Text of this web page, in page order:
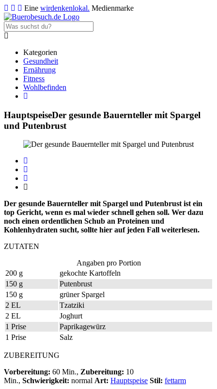
Eine wirdenkenlokal. Medienmarke
Kategorien
Gesundheit
Ernährung
Fitness
Wohlbefinden
HauptspeiseDer gesunde Bauernteller mit Spargel
und Putenbrust
Der gesunde Bauernteller mit Spargel und Putenbrust ist ein
top Gericht, wenn es mal wieder schnell gehen soll. Wer dazu
noch einen ordentlichen Schub an Proteinen und
Kohlenhydraten sucht, sollte hier auf jeden Fall weiterlesen.
ZUTATEN
Angaben pro Portion
200 g
gekochte Kartoffeln
150 g
Putenbrust
150 g
grüner Spargel
2 EL
Tzatziki
2 EL
Joghurt
1 Prise
Paprikagewürz
1 Prise
Salz
ZUBEREITUNG
Vorbereitung: 60 Min., Zubereitung: 10
Min., Schwierigkeit: normal Art: Hauptspeise Stil: fettarm